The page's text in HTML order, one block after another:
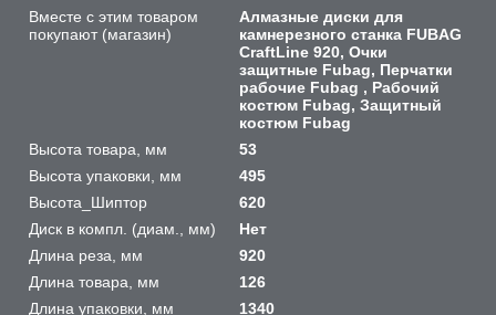
Вместе с этим товаром
покупают (магазин)
Алмазные диски для
камнерезного станка FUBAG
CraftLine 920, Очки
защитные Fubag, Перчатки
рабочие Fubag , Рабочий
костюм Fubag, Защитный
костюм Fubag
Высота товара, мм
53
Высота упаковки, мм
495
Высота_Шиптор
620
Диск в компл. (диам., мм)
Нет
Длина реза, мм
920
Длина товара, мм
126
Длина упаковки, мм
1340